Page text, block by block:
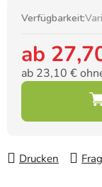
Verfügbarkeit:
ab
ab 23,10 €
Verkaufspreis:
Drucken